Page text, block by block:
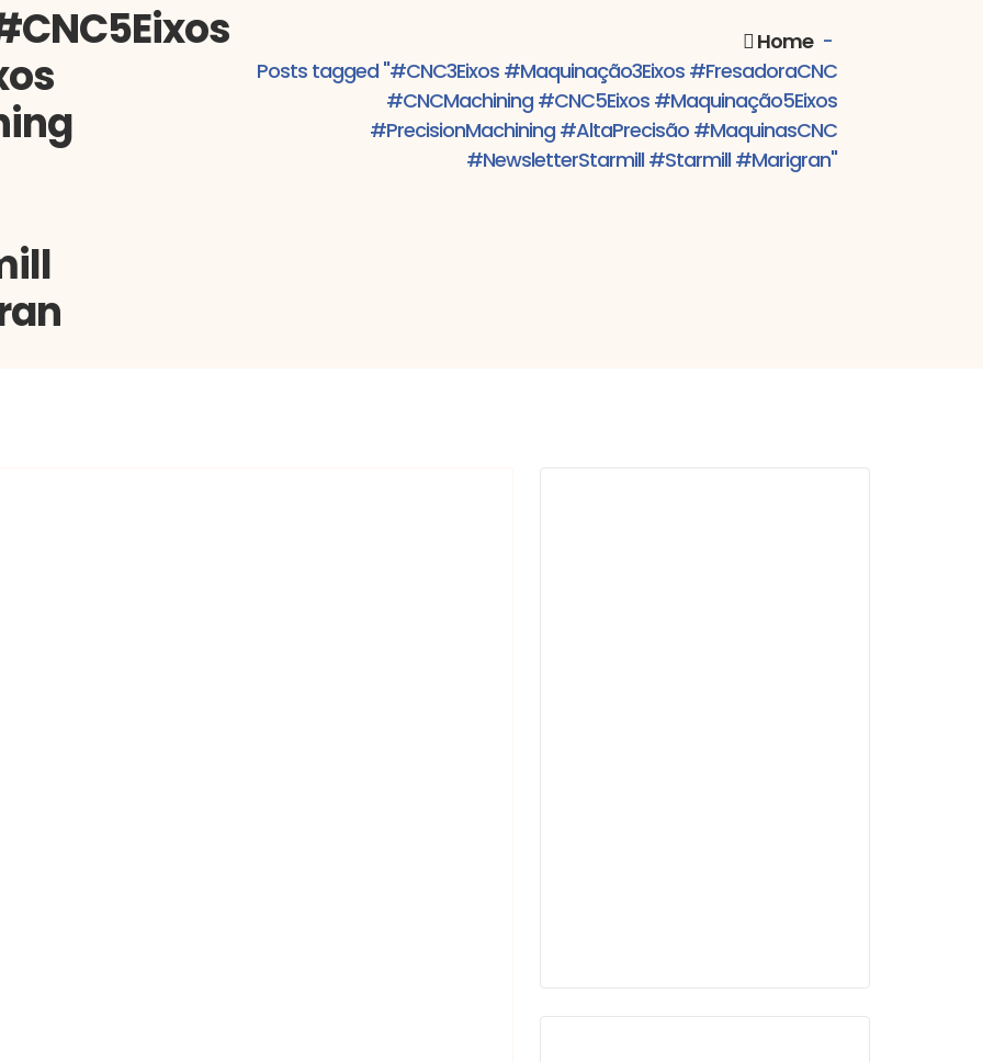
Home-
Posts tagged "#CNC3Eixos #Maquinação3Eixos #FresadoraCNC
#CNCMachining #CNC5Eixos #Maquinação5Eixos
#PrecisionMachining #AltaPrecisão #MaquinasCNC
#NewsletterStarmill #Starmill #Marigran"